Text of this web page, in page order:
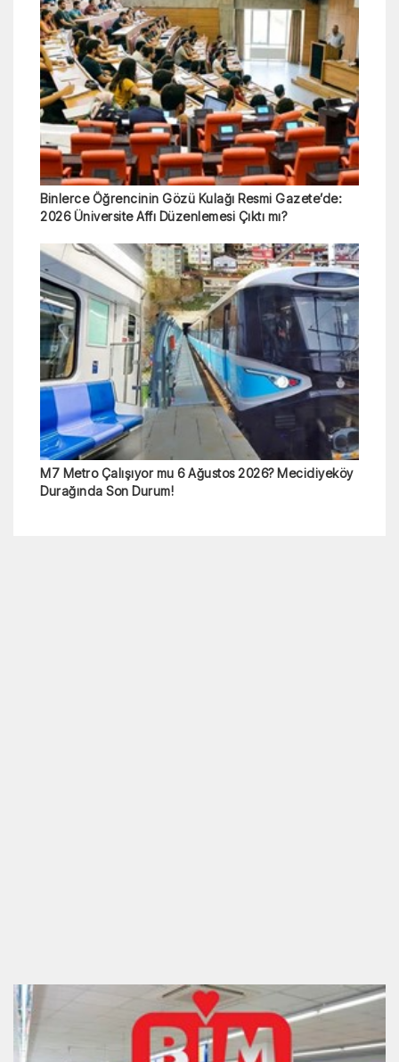
Binlerce Öğrencinin Gözü Kulağı Resmi Gazete’de:
2026 Üniversite Affı Düzenlemesi Çıktı mı?
M7 Metro Çalışıyor mu 6 Ağustos 2026? Mecidiyeköy
Durağında Son Durum!